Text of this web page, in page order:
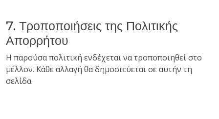
7. Τροποποιήσεις της Πολιτικής
Απορρήτου
Η παρούσα πολιτική ενδέχεται να τροποποιηθεί στο
μέλλον. Κάθε αλλαγή θα δημοσιεύεται σε αυτήν τη
σελίδα.